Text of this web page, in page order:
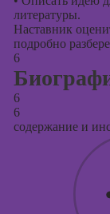
литературы.
Наставник
подробно
6
6
6
содержание и